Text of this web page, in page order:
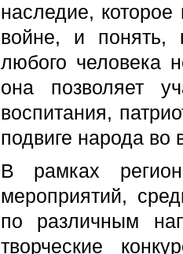
наследие,
войне, и понять,
любого человека
она позволяет
воспитания,
подвиге народа
В рамках
мероприятий,
по различным
творческие